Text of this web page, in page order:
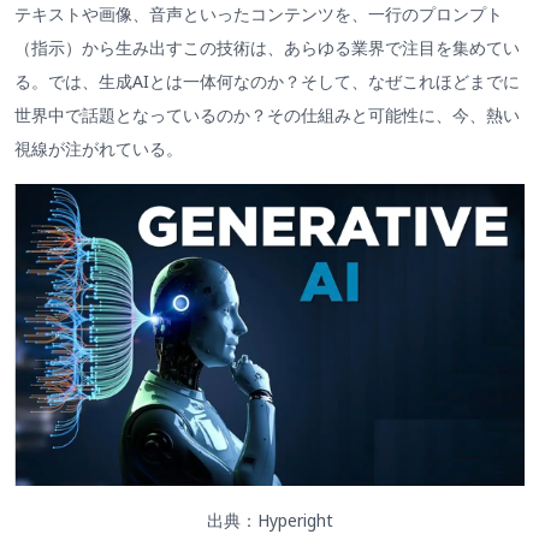
テキストや画像、音声といったコンテンツを、一行のプロンプト
（指示）から生み出すこの技術は、あらゆる業界で注目を集めてい
る。では、生成AIとは一体何なのか？そして、なぜこれほどまでに
世界中で話題となっているのか？その仕組みと可能性に、今、熱い
視線が注がれている。
出典：Hyperight